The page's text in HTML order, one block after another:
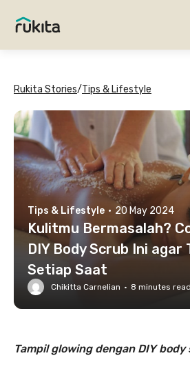
Rukita Stories/Tips & Lifestyle
Tips & Lifestyle · 20 May 2024
Kulitmu Bermasalah?
DIY Body Scrub Ini agar
Setiap Saat
Chikitta Carnelian · 8 minutes read
Tampil glowing dengan DIY body